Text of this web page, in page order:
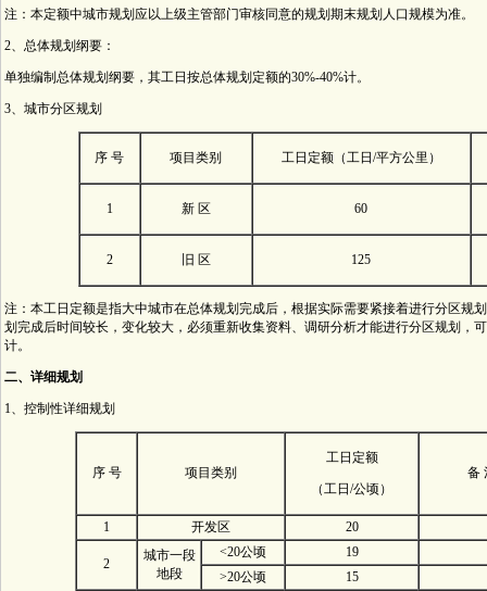
注：本定额中城市规划应以上级主管部门审核同意的规划期末规划人口规模为准。
2、总体规划纲要：
单独编制总体规划纲要，其工日按总体规划定额的30%-40%计。
3、城市分区规划
序 号 项目类别 工日定额（工日/平方公里）
1 新 区 60
2 旧 区 125
注：本工日定额是指大中城市在总体规划完成后，根据实际需要紧接着进行分区规
划完成后时间较长，变化较大，必须重新收集资料、调研分析才能进行分区规划，
计。
二、详细规划
1、控制性详细规划
序 号 项目类别
工日定额
（工日/公顷）
备
1 开发区 20
2
城市一段
地段
<20公顷
19
>20公顷
15